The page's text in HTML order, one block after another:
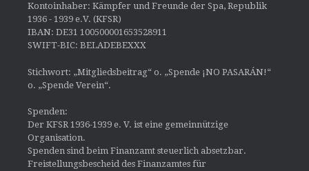
Kontoinhaber: Kämpfer und Freunde der Spa, Republik
1936 - 1939 e.V. (KFSR)
IBAN: DE31 100500001653528911
SWIFT-BIC: BELADEBEXXX
Stichwort: „Mitgliedsbeitrag“ o. „Spende ¡NO PASARÁN!“
o. „Spende Verein“.
Spenden:
Der KFSR 1936-1939 e. V. ist eine gemeinnützige
Organisation.
Spenden sind beim Finanzamt steuerlich absetzbar.
Freistellungsbescheid des Finanzamtes für